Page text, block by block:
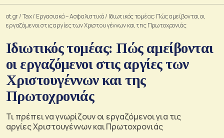
ot.gr/Tax/ Εργασιακά – Ασφαλιστικά/ Ιδιωτικός τομέας: Πώς αμείβονται οι
εργαζόμενοι στις αργίες των Χριστουγέννων και της Πρωτοχρονιάς
Ιδιωτικός τομέας: Πώς αμείβονται
οι εργαζόμενοι στις αργίες των
Χριστουγέννων και της
Πρωτοχρονιάς
Τι πρέπει να γνωρίζουν οι εργαζόμενοι για τις
αργίες Χριστουγέννων και Πρωτοχρονιάς